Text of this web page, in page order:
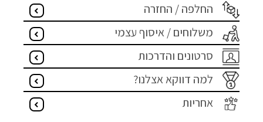
החלפה / החזרה
משלוחים / איסוף עצמי
סרטונים והדרכות
למה דווקא אצלנו?
אחריות